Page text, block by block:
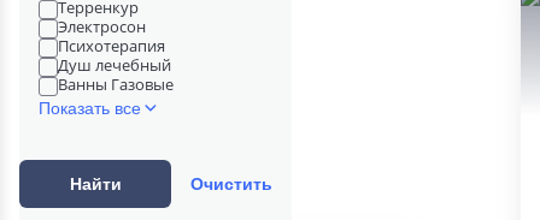
Терренкур
Электросон
Психотерапия
Душ лечебный
Ванны Газовые
Показать все
Найти Очистить